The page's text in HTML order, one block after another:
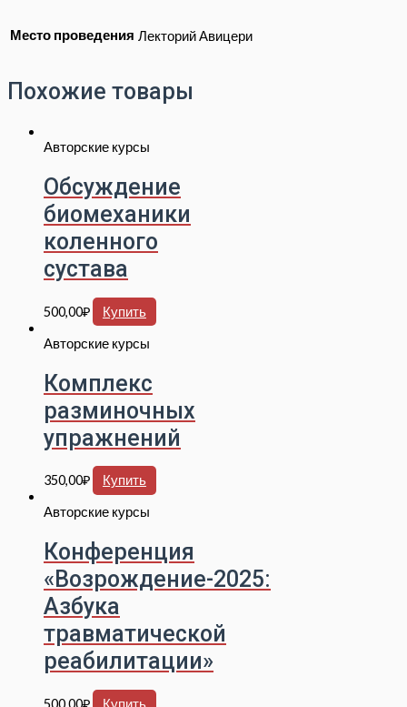
Место проведения Лекторий Авицери
Похожие товары
Авторские курсы
Обсуждение
биомеханики
коленного
сустава
500,00₽ Купить
Авторские курсы
Комплекс
разминочных
упражнений
350,00₽ Купить
Авторские курсы
Конференция
«Возрождение-2025:
Азбука
травматической
реабилитации»
500,00₽ Купить